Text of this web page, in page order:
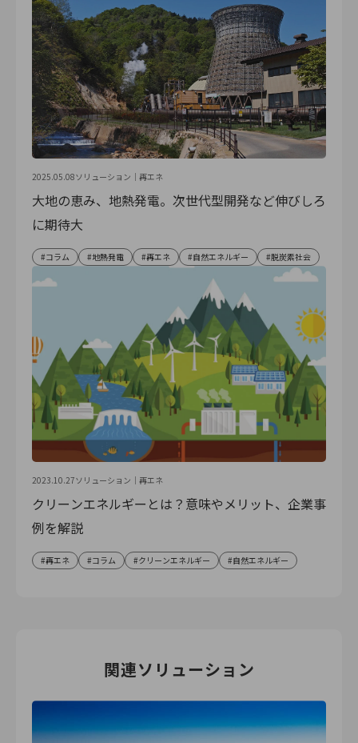
2025.05.08ソリューション｜ 再エネ
大地の恵み、地熱発電。次世代型開発など伸びしろ
に期待大
コラム 地熱発電 再エネ 自然エネルギー 脱炭素社会
2023.10.27ソリューション｜ 再エネ
クリーンエネルギーとは？意味やメリット、企業事
例を解説
再エネ コラム クリーンエネルギー 自然エネルギー
関連ソリューション